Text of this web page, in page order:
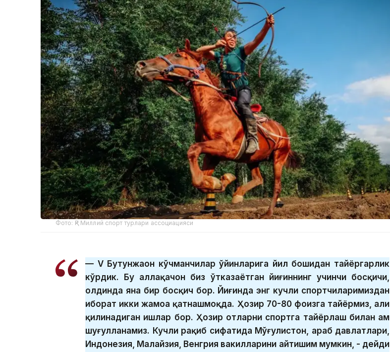
Фото: ҚР Миллий спорт турлари ассоциацияси
— V Бутунжаҳон кўчманчилар ўйинларига йил бошидан тайёргарлик
кўрдик. Бу аллақачон биз ўтказаётган йиғиннинг учинчи босқичи,
олдинда яна бир босқич бор. Йиғинда энг кучли спортчиларимиздан
иборат икки жамоа қатнашмоқда. Ҳозир 70-80 фоизга тайёрмиз, ҳали
қилинадиган ишлар бор. Ҳозир отларни спортга тайёрлаш билан ҳам
шуғулланамиз. Кучли рақиб сифатида Мўғулистон, араб давлатлари,
Индонезия, Малайзия, Венгрия вакилларини айтишим мумкин, - дейди